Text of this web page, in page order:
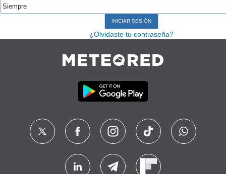
¿Olvidaste tu contraseña?